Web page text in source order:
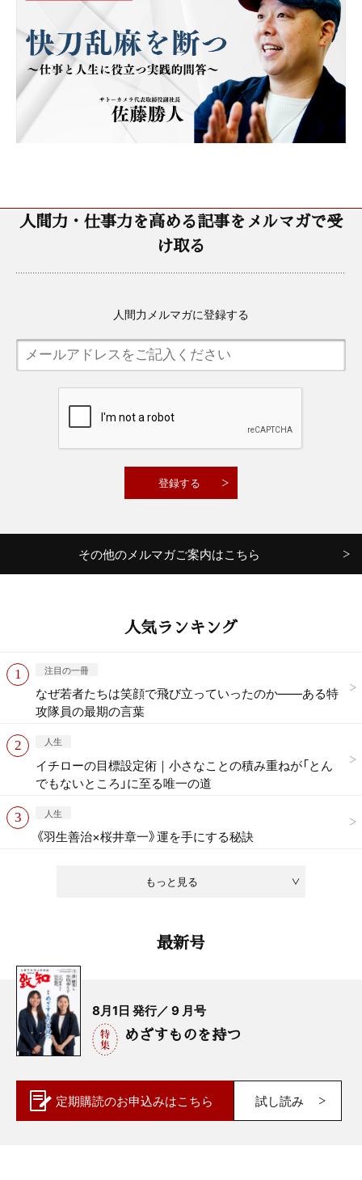
人間力・仕事力を高める記事をメルマガで受
け取る
人間力メルマガに登録する
その他のメルマガご案内はこちら
人気ランキング
もっと見る
注目の一冊
なぜ若者たちは笑顔で飛び立っていったのか——ある特
攻隊員の最期の言葉
人生
イチローの目標設定術｜小さなことの積み重ねが「とん
でもないところ」に至る唯一の道
人生
《羽生善治×桜井章一》運を手にする秘訣
最新号
8月1日 発行／ 9 月号
めざすものを持つ
定期購読のお申込みはこちら 試し読み